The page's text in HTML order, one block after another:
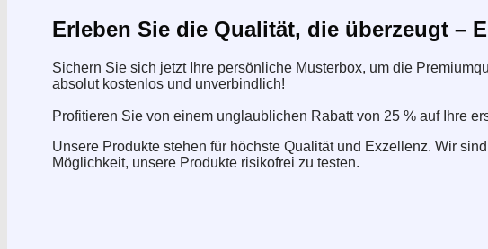
Erleben Sie die Qualität, die überzeugt –
Sichern Sie sich jetzt Ihre persönliche Musterbox, um die
absolut kostenlos und unverbindlich!
Profitieren Sie von einem unglaublichen Rabatt von 25 % auf Ihre
Unsere Produkte stehen für höchste Qualität und Exzellenz. Wir
Möglichkeit, unsere Produkte risikofrei zu testen.